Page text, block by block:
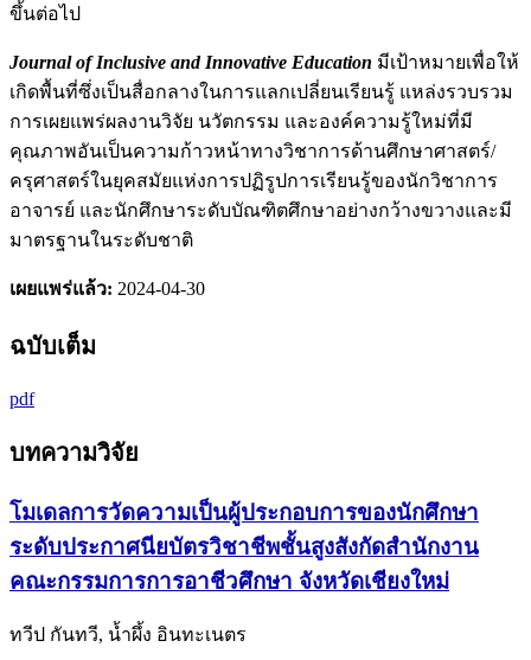
ขึ้นต่อไป
Journal of Inclusive and Innovative Education มีเป้าหมายเพื่อให้
เกิดพื้นที่ซึ่งเป็นสื่อกลางในการแลกเปลี่ยนเรียนรู้ แหล่งรวบรวม
การเผยแพร่ผลงานวิจัย นวัตกรรม และองค์ความรู้ใหม่ที่มี
คุณภาพอันเป็นความก้าวหน้าทางวิชาการด้านศึกษาศาสตร์/
ครุศาสตร์ในยุคสมัยแห่งการปฏิรูปการเรียนรู้ของนักวิชาการ
อาจารย์ และนักศึกษาระดับบัณฑิตศึกษาอย่างกว้างขวางและมี
มาตรฐานในระดับชาติ
เผยแพร่แล้ว: 2024-04-30
ฉบับเต็ม
pdf
บทความวิจัย
โมเดลการวัดความเป็นผู้ประกอบการของนักศึกษา
ระดับประกาศนียบัตรวิชาชีพชั้นสูงสังกัดสำนักงาน
คณะกรรมการการอาชีวศึกษา จังหวัดเชียงใหม่
ทวีป กันทวี, น้ำผึ้ง อินทะเนตร